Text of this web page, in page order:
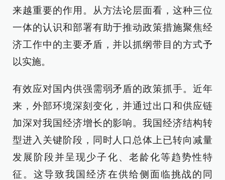
来越重要的作用。从方法论层面看，这种三位
一体的认识和部署有助于推动政策措施聚焦经
济工作中的主要矛盾，并以抓纲带目的方式予
以实施。
有效应对国内供强需弱矛盾的政策抓手。近年
来，外部环境深刻变化，并通过出口和供应链
加深对我国经济增长的影响。我国经济结构转
型进入关键阶段，同时人口总体上已转向减量
发展阶段并呈现少子化、老龄化等趋势性特
征。这导致我国经济在供给侧面临挑战的同